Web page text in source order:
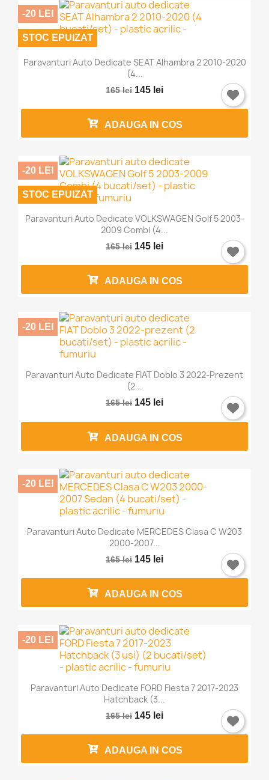
Paravanturi Auto Dedicate SEAT Alhambra 2 2010-2020
(4...
165 lei 145 lei
-20 LEI
STOC EPUIZAT
ADAUGA IN COS
Paravanturi Auto Dedicate VOLKSWAGEN Golf 5 2003-
2009 Combi (4...
165 lei 145 lei
-20 LEI
STOC EPUIZAT
ADAUGA IN COS
Paravanturi Auto Dedicate FIAT Doblo 3 2022-Prezent
(2...
165 lei 145 lei
-20 LEI
ADAUGA IN COS
Paravanturi Auto Dedicate MERCEDES Clasa C W203
2000-2007...
165 lei 145 lei
-20 LEI
ADAUGA IN COS
Paravanturi Auto Dedicate FORD Fiesta 7 2017-2023
Hatchback (3...
165 lei 145 lei
-20 LEI
ADAUGA IN COS